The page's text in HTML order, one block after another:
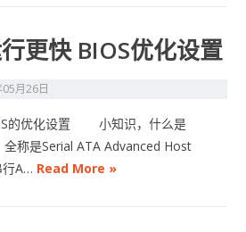
更快 BIOS优化设置
月26日
的优化设置 小知识，什么是
Serial ATA Advanced Host
A… Read More »